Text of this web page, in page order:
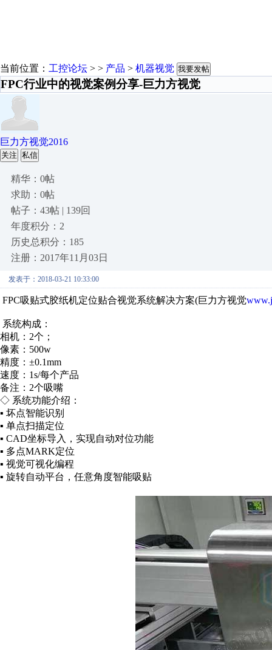
当前位置： 工控论坛 > > 产品 > 机器视觉 我要发帖
FPC行业中的视觉案例分享-巨力方视觉
巨力方视觉2016
关注 私信
精华：0帖
求助：0帖
帖子：43帖 | 139回
年度积分：2
历史总积分：185
注册：2017年11月03日
发表于：2018-03-21 10:33:00
FPC吸贴式胶纸机定位贴合视觉系统解决方案(巨力方视觉
系统构成：
相机：2个；
像素：500w
精度：±0.1mm
速度：1s/每个产品
备注：2个吸嘴
◇ 系统功能介绍：
▪ 坏点智能识别
▪ 单点扫描定位
▪ CAD坐标导入，实现自动对位功能
▪ 多点MARK定位
▪ 视觉可视化编程
▪ 旋转自动平台，任意角度智能吸贴